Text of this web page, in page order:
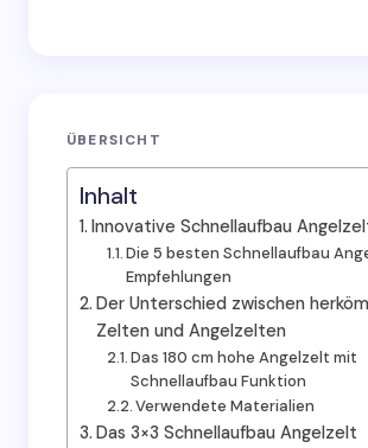
ÜBERSICHT
Inhalt
Innovative Schnellaufbau
Die 5 besten Schnellaufbau
Empfehlungen
Der Unterschied zwischen
Zelten und Angelzelten
Das 180 cm hohe Angelzelt mit
Schnellaufbau Funktion
Verwendete Materialien
Das 3×3 Schnellaufbau Angelzelt